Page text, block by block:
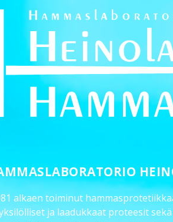
alkaen toiminut
ja laadukkaat proteesit